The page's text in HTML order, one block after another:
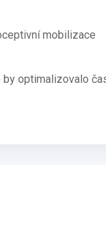
mobilizace
optimalizovalo